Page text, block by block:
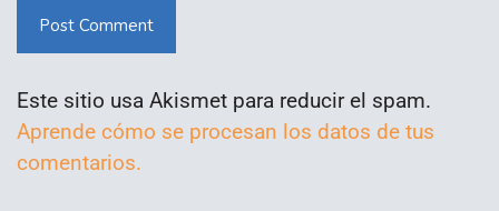
Post Comment
Este sitio usa Akismet para reducir el spam.
Aprende cómo se procesan los datos de tus
comentarios.